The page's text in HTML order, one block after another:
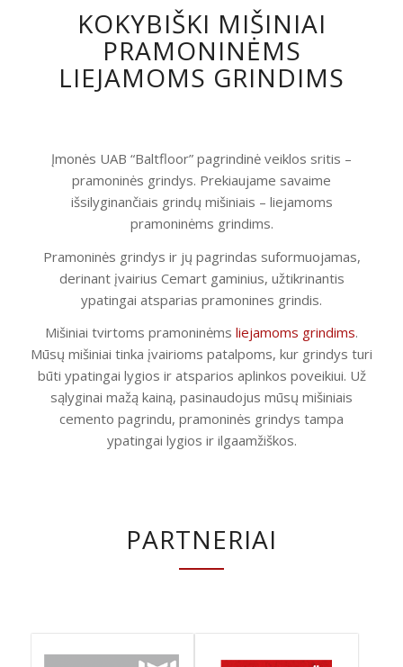
KOKYBIŠKI MIŠINIAI
PRAMONINĖMS
LIEJAMOMS GRINDIMS
Įmonės UAB “Baltfloor” pagrindinė veiklos sritis –
pramoninės grindys. Prekiaujame savaime
išsilyginančiais grindų mišiniais – liejamoms
pramoninėms grindims.
Pramoninės grindys ir jų pagrindas suformuojamas,
derinant įvairius Cemart gaminius, užtikrinantis
ypatingai atsparias pramonines grindis.
Mišiniai tvirtoms pramoninėms liejamoms grindims.
Mūsų mišiniai tinka įvairioms patalpoms, kur grindys turi
būti ypatingai lygios ir atsparios aplinkos poveikiui. Už
sąlyginai mažą kainą, pasinaudojus mūsų mišiniais
cemento pagrindu, pramoninės grindys tampa
ypatingai lygios ir ilgaamžiškos.
PARTNERIAI